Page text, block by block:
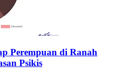
Perempuan di Ranah
Psikis